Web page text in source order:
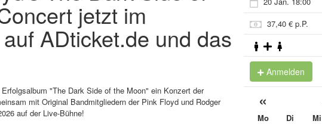
jetzt im
ADticket.de und das
"The Dark Side of the Moon" ein Konzert der
mit Original Bandmitgliedern der Pink Floyd und Rodger
auf der Live-Bühne!
37,40 € p.P.
Anmelden
«
Mo Di Mi